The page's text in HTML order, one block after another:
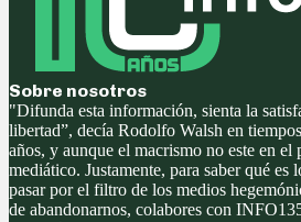
Sobre nosotros
"Difunda esta información, sienta la
libertad”, decía Rodolfo Walsh en
años, y aunque el macrismo no este en
mediático. Justamente, para saber qué es
pasar por el filtro de los medios
de abandonarnos, colabores con